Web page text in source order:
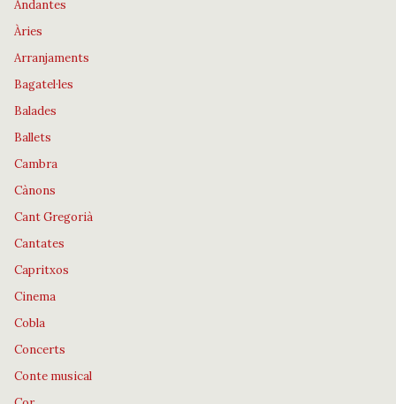
Andantes
Àries
Arranjaments
Bagatel·les
Balades
Ballets
Cambra
Cànons
Cant Gregorià
Cantates
Capritxos
Cinema
Cobla
Concerts
Conte musical